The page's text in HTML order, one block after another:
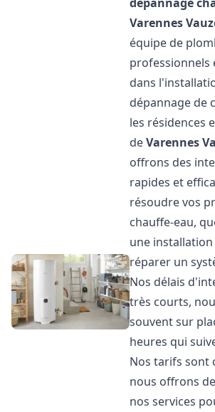
Varennes
équipe de
professionnels
dans
dépannage de
les résidences
deVarennes
offrons des
rapides et
résoudre vos
chauffe-eau,
une
réparer un
Nos délais
très courts,
souvent sur
heures qui
Nos tarifs sont
nous offrons
nos services